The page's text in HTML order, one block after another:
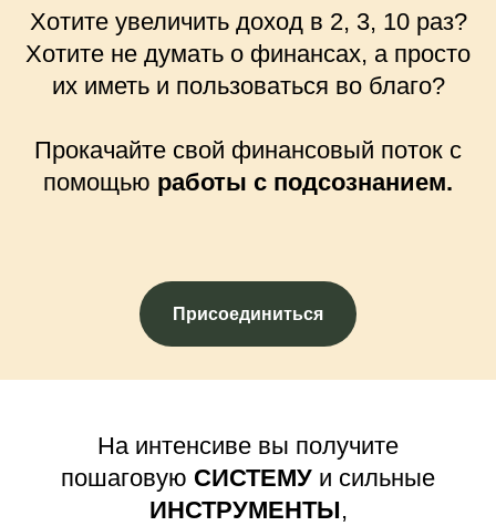
Хотите увеличить доход в 2, 3, 10 раз?
Хотите не думать о финансах, а просто
их иметь и пользоваться во благо?
Прокачайте свой финансовый поток с
помощью работы с подсознанием.
Присоединиться
На интенсиве вы получите
пошаговую СИСТЕМУ и сильные
ИНСТРУМЕНТЫ,